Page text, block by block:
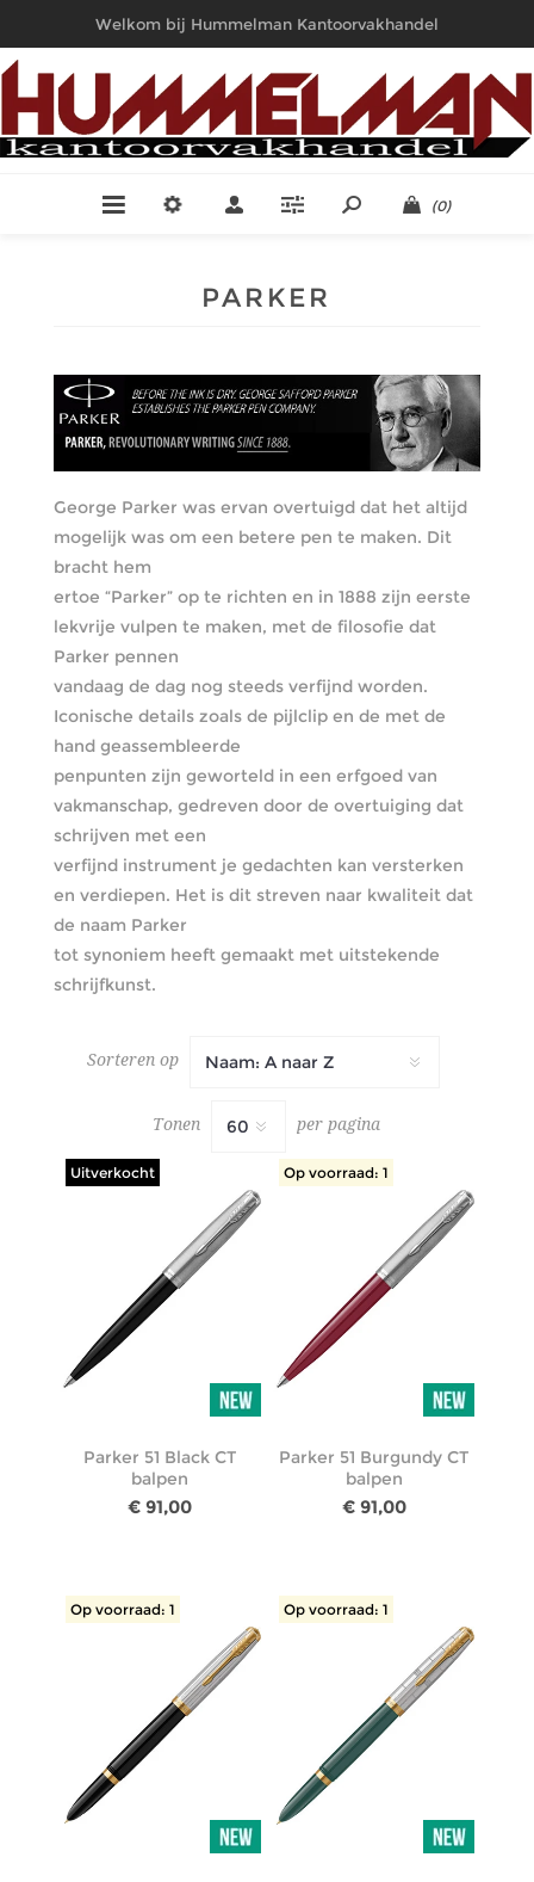
Welkom bij Hummelman Kantoorvakhandel
(0)
PARKER
George Parker was ervan overtuigd dat het altijd
mogelijk was om een betere pen te maken. Dit
bracht hem
ertoe “Parker” op te richten en in 1888 zijn eerste
lekvrije vulpen te maken, met de filosofie dat
Parker pennen
vandaag de dag nog steeds verfijnd worden.
Iconische details zoals de pijlclip en de met de
hand geassembleerde
penpunten zijn geworteld in een erfgoed van
vakmanschap, gedreven door de overtuiging dat
schrijven met een
verfijnd instrument je gedachten kan versterken
en verdiepen. Het is dit streven naar kwaliteit dat
de naam Parker
tot synoniem heeft gemaakt met uitstekende
schrijfkunst.
Sorteren op
Tonen per pagina
Uitverkocht
Parker 51 Black CT
balpen
€ 91,00
Op voorraad: 1
Parker 51 Burgundy CT
balpen
€ 91,00
Op voorraad: 1 Op voorraad: 1